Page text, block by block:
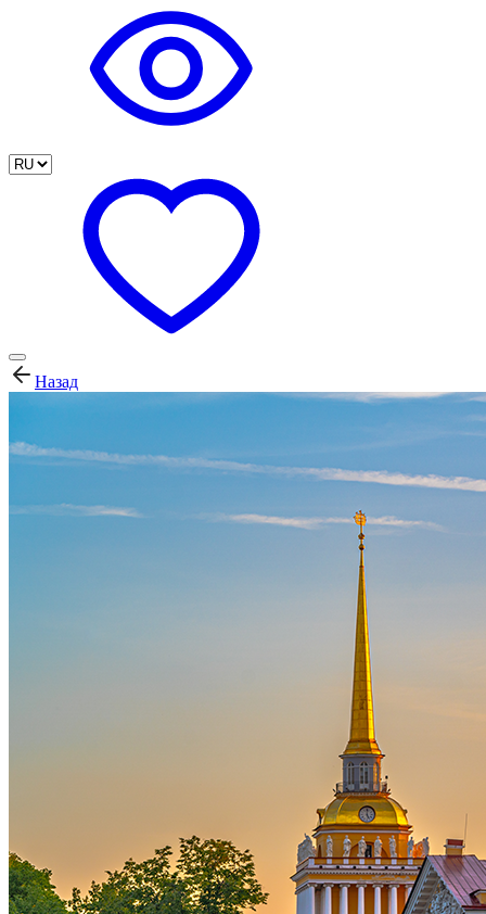
Назад